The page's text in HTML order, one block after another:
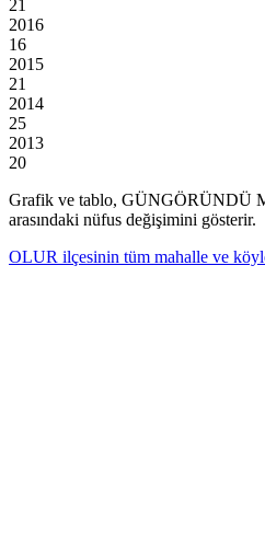
21
2016
16
2015
21
2014
25
2013
20
Grafik ve tablo, GÜNGÖRÜNDÜ
arasındaki nüfus değişimini gösterir.
OLUR ilçesinin tüm mahalle ve